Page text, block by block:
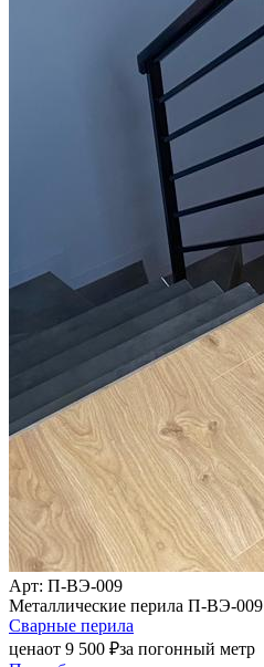
Арт: П-ВЭ-009
Металлические перила П-ВЭ-009
Сварные перила
ценаот 9 500 ₽за погонный метр